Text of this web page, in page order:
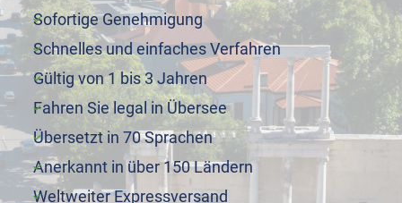
Sofortige Genehmigung
Schnelles und einfaches Verfahren
Gültig von 1 bis 3 Jahren
Fahren Sie legal in Übersee
Übersetzt in 70 Sprachen
Anerkannt in über 150 Ländern
Weltweiter Expressversand